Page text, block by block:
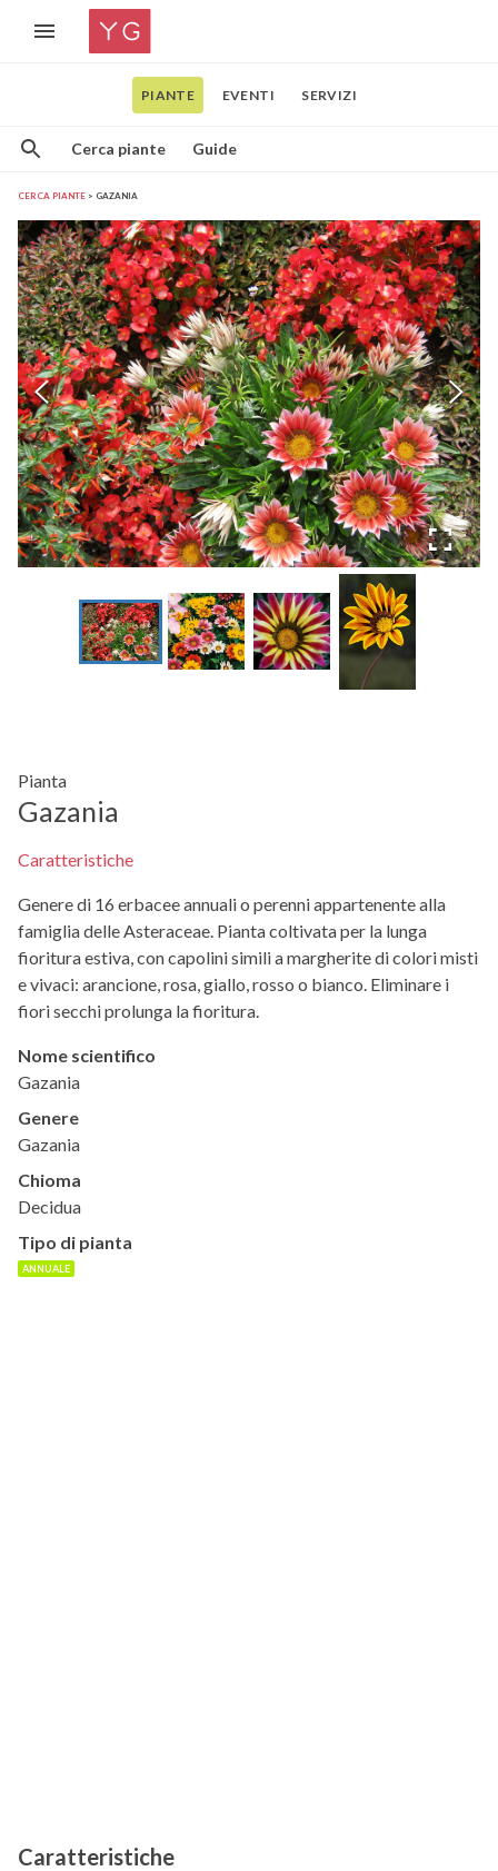
PIANTE EVENTI SERVIZI
Cerca piante Guide
CERCA PIANTE GAZANIA
Pianta
Gazania
Caratteristiche
Genere di 16 erbacee annuali o perenni appartenente alla
famiglia delle Asteraceae. Pianta coltivata per la lunga
fioritura estiva, con capolini simili a margherite di colori misti
e vivaci: arancione, rosa, giallo, rosso o bianco. Eliminare i
fiori secchi prolunga la fioritura.
Nome scientifico
Gazania
Genere
Gazania
Chioma
Decidua
Tipo di pianta
ANNUALE
Caratteristiche